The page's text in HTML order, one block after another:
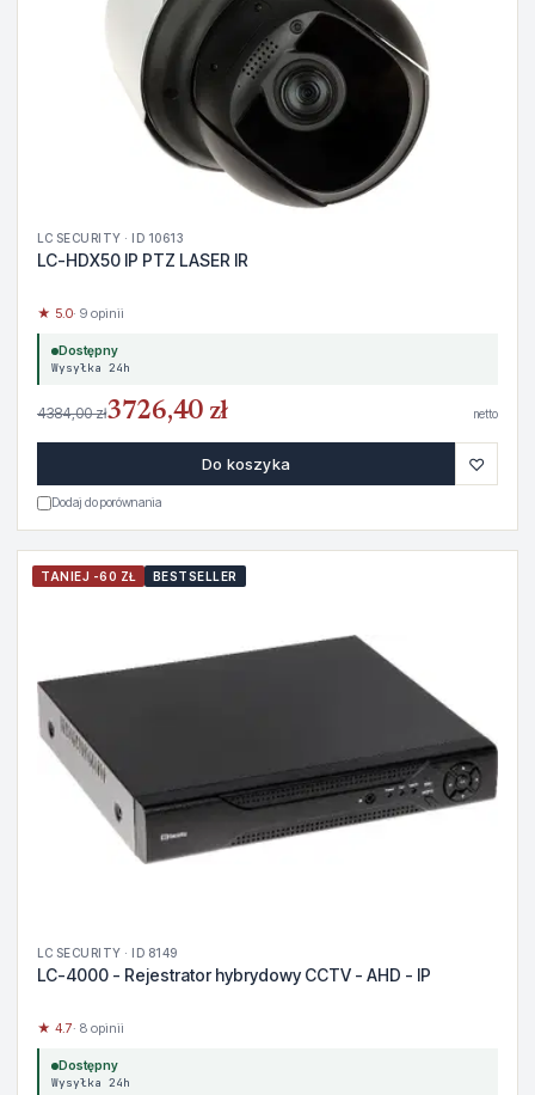
LC SECURITY · ID 10613
LC-HDX50 IP PTZ LASER IR
★ 5.0· 9 opinii
Dostępny
Wysyłka 24h
4384,00 zł3726,40 zł netto
Do koszyka ♡
Dodaj do porównania
TANIEJ -60 ZŁ BESTSELLER
LC SECURITY · ID 8149
LC-4000 - Rejestrator hybrydowy CCTV - AHD - IP
★ 4.7· 8 opinii
Dostępny
Wysyłka 24h